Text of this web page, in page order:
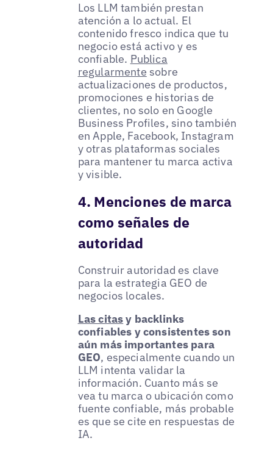
Los LLM también prestan
atención a lo actual. El
contenido fresco indica que tu
negocio está activo y es
confiable. Publica
regularmente sobre
actualizaciones de productos,
promociones e historias de
clientes, no solo en Google
Business Profiles, sino también
en Apple, Facebook, Instagram
y otras plataformas sociales
para mantener tu marca activa
y visible.
4. Menciones de marca
como señales de
autoridad
Construir autoridad es clave
para la estrategia GEO de
negocios locales.
Las citasy backlinks
confiables y consistentes son
aún más importantes para
GEO, especialmente cuando un
LLM intenta validar la
información. Cuanto más se
vea tu marca o ubicación como
fuente confiable, más probable
es que se cite en respuestas de
IA.